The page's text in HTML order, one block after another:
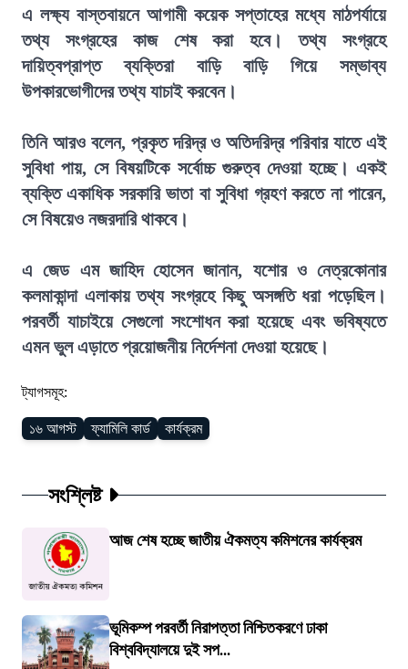
এ লক্ষ্য বাস্তবায়নে আগামী কয়েক সপ্তাহের মধ্যে মাঠপর্যায়ে
তথ্য সংগ্রহের কাজ শেষ করা হবে। তথ্য সংগ্রহে
দায়িত্বপ্রাপ্ত ব্যক্তিরা বাড়ি বাড়ি গিয়ে সম্ভাব্য
উপকারভোগীদের তথ্য যাচাই করবেন।
তিনি আরও বলেন, প্রকৃত দরিদ্র ও অতিদরিদ্র পরিবার যাতে এই
সুবিধা পায়, সে বিষয়টিকে সর্বোচ্চ গুরুত্ব দেওয়া হচ্ছে। একই
ব্যক্তি একাধিক সরকারি ভাতা বা সুবিধা গ্রহণ করতে না পারেন,
সে বিষয়েও নজরদারি থাকবে।
এ জেড এম জাহিদ হোসেন জানান, যশোর ও নেত্রকোনার
কলমাকান্দা এলাকায় তথ্য সংগ্রহে কিছু অসঙ্গতি ধরা পড়েছিল।
পরবর্তী যাচাইয়ে সেগুলো সংশোধন করা হয়েছে এবং ভবিষ্যতে
এমন ভুল এড়াতে প্রয়োজনীয় নির্দেশনা দেওয়া হয়েছে।
ট্যাগসমূহ:
১৬ আগস্ট ফ্যামিলি কার্ড কার্যক্রম
সংশ্লিষ্ট
আজ শেষ হচ্ছে জাতীয় ঐকমত্য কমিশনের কার্যক্রম
ভূমিকম্প পরবর্তী নিরাপত্তা নিশ্চিতকরণে ঢাকা
বিশ্ববিদ্যালয়ে দুই সপ...